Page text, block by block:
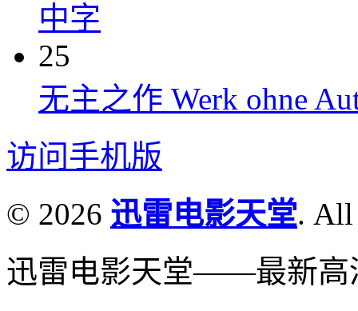
中字
25
无主之作 Werk ohne
访问手机版
© 2026 迅雷电影天堂. All
迅雷电影天堂——最新高